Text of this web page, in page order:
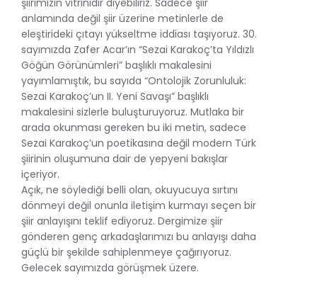
anlamında değil şiir üzerine metinlerle de
eleştirideki çıtayı yükseltme iddiası taşıyoruz. 30.
sayımızda Zafer Acar’ın “Sezai Karakoç’ta Yıldızlı
Göğün Görünümleri” başlıklı makalesini
yayımlamıştık, bu sayıda “Ontolojik Zorunluluk:
Sezai Karakoç’un II. Yeni Savaşı” başlıklı
makalesini sizlerle buluşturuyoruz. Mutlaka bir
arada okunması gereken bu iki metin, sadece
Sezai Karakoç’un poetikasına değil modern Türk
şiirinin oluşumuna dair de yepyeni bakışlar
içeriyor.
Açık, ne söylediği belli olan, okuyucuya sırtını
dönmeyi değil onunla iletişim kurmayı seçen bir
şiir anlayışını teklif ediyoruz. Dergimize şiir
gönderen genç arkadaşlarımızı bu anlayışı daha
güçlü bir şekilde sahiplenmeye çağırıyoruz.
Gelecek sayımızda görüşmek üzere.